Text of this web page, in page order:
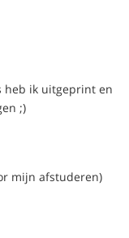
heb ik uitgeprint en
;)
mijn afstuderen)